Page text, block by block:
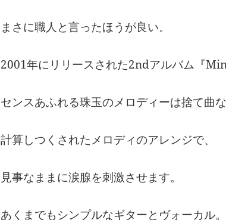
まさに職人と言ったほうが良い。
2001年にリリースされた2ndアルバム『
センスあふれる珠玉のメロディーは捨て曲
計算しつくされたメロディのアレンジで、
見事なままに涙腺を刺激させます。
あくまでもシンプルなギターとヴォーカル。